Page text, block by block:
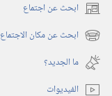
ابحث عن اجتماع (يفتح
نافذة ابحث عن مكان الاجتماع (يفتح
نافذة
جديدة)
ما الجديد؟‏
الفيديوات